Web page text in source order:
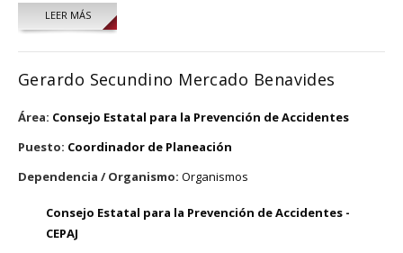
LEER MÁSSOBRE VIDAL CAMUÑAS LOZA
Gerardo Secundino Mercado Benavides
Área: Consejo Estatal para la Prevención de Accidentes
Puesto: Coordinador de Planeación
Dependencia / Organismo: Organismos
Consejo Estatal para la Prevención de Accidentes -
CEPAJ